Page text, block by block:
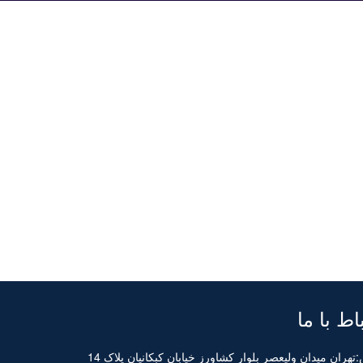
با ما
آدرس:تهران میدان ولیعصر بلوار کشاورز خیابان کبکانیان پلاک 14